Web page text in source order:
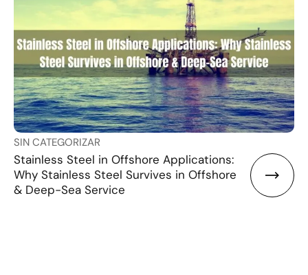
SIN CATEGORIZAR
Stainless Steel in Offshore Applications:
Why Stainless Steel Survives in Offshore
& Deep-Sea Service